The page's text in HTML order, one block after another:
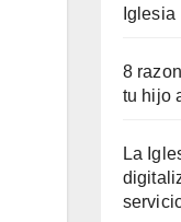
Iglesia
8
tu hijo
La